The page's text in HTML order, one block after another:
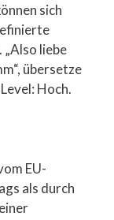
sich
liebe
übersetze
Hoch.
EU-
als durch